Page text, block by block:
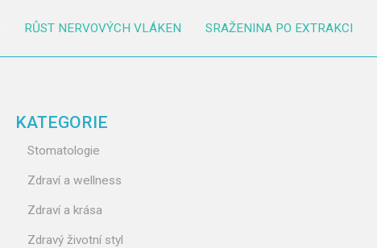
RŮST NERVOVÝCH VLÁKEN SRAŽENINA PO EXTRAKCI
KATEGORIE
Stomatologie
Zdraví a wellness
Zdraví a krása
Zdravý životní styl